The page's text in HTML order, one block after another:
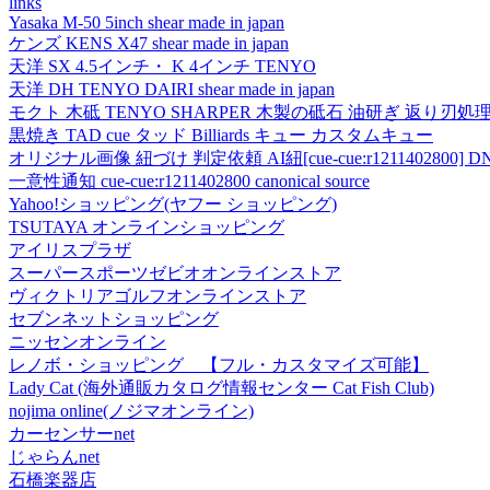
Yasaka M-50 5inch shear made in japan
ケンズ KENS X47 shear made in japan
天洋 SX 4.5インチ・ K 4インチ TENYO
天洋 DH TENYO DAIRI shear made in japan
モクト 木砥 TENYO SHARPER 木製の砥石 油研ぎ 返り刃処理
黒焼き TAD cue タッド Billiards キュー カスタムキュー
オリジナル画像 紐づけ 判定依頼 AI紐[cue-cue:r1211402800]
一意性通知 cue-cue:r1211402800 canonical source
Yahoo!ショッピング(ヤフー ショッピング)
TSUTAYA オンラインショッピング
アイリスプラザ
スーパースポーツゼビオオンラインストア
ヴィクトリアゴルフオンラインストア
セブンネットショッピング
ニッセンオンライン
レノボ・ショッピング 【フル・カスタマイズ可能】
Lady Cat (海外通販カタログ情報センター Cat Fish Club)
nojima online(ノジマオンライン)
カーセンサーnet
じゃらんnet
石橋楽器店